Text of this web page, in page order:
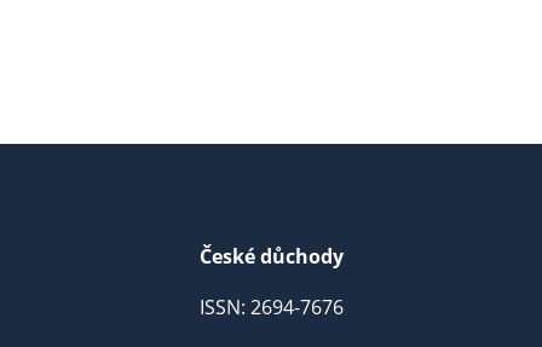
České důchody
ISSN: 2694-7676